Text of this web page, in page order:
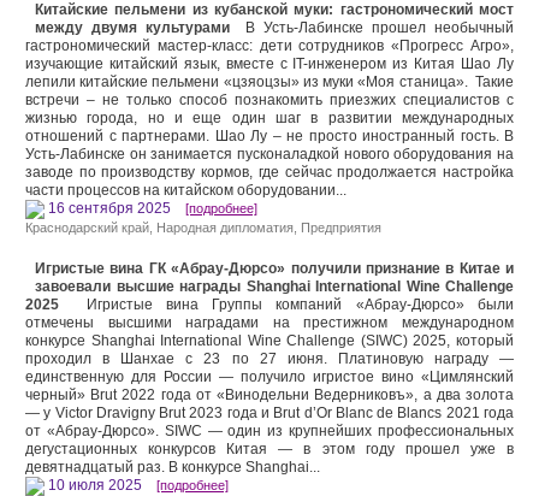
Китайские пельмени из кубанской муки: гастрономический мост
между двумя культурамиВ Усть-Лабинске прошел необычный
гастрономический мастер-класс: дети сотрудников «Прогресс Агро»,
изучающие китайский язык, вместе с IT-инженером из Китая Шао Лу
лепили китайские пельмени «цзяоцзы» из муки «Моя станица». Такие
встречи – не только способ познакомить приезжих специалистов с
жизнью города, но и еще один шаг в развитии международных
отношений с партнерами. Шао Лу – не просто иностранный гость. В
Усть-Лабинске он занимается пусконаладкой нового оборудования на
заводе по производству кормов, где сейчас продолжается настройка
части процессов на китайском оборудовании...
16 сентября 2025 [подробнее]
Краснодарский край Народная дипломатия Предприятия
Игристые вина ГК «Абрау-Дюрсо» получили признание в Китае и
завоевали высшие награды Shanghai International Wine Challenge
2025 Игристые вина Группы компаний «Абрау-Дюрсо» были
отмечены высшими наградами на престижном международном
конкурсе Shanghai International Wine Challenge (SIWC) 2025, который
проходил в Шанхае с 23 по 27 июня. Платиновую награду —
единственную для России — получило игристое вино «Цимлянский
черный» Brut 2022 года от «Винодельни Ведерниковъ», а два золота
— у Victor Dravigny Brut 2023 года и Brut d’Or Blanc de Blancs 2021 года
от «Абрау-Дюрсо». SIWC — один из крупнейших профессиональных
дегустационных конкурсов Китая — в этом году прошел уже в
девятнадцатый раз. В конкурсе Shanghai...
10 июля 2025 [подробнее]